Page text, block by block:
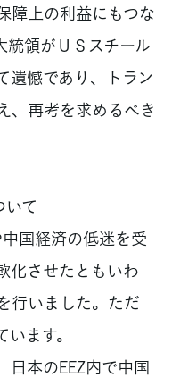
障上の利益にもつな
統領がＵＳスチール
遺憾であり、トラン
、再考を求めるべき
いて
国経済の低迷を受
化させたともいわ
行いました。ただ
ます。
本のEEZ内で中国